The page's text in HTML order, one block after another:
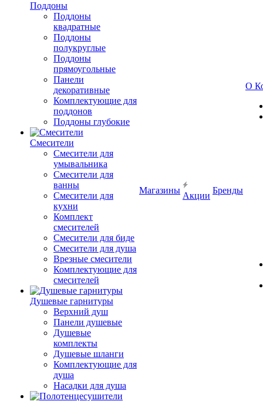
Поддоны
Поддоны
квадратные
Поддоны
полукруглые
Поддоны
прямоугольные
Панели
декоративные
Комплектующие для
поддонов
Поддоны глубокие
Смесители
Смесители для
умывальника
Смесители для
ванны
Смесители для
кухни
Комплект
смесителей
Смесители для биде
Смесители для душа
Врезные смесители
Комплектующие для
смесителей
Душевые гарнитуры
Верхний душ
Панели душевые
Душевые
комплекты
Душевые шланги
Комплектующие для
душа
Насадки для душа
Магазины
Акции
Бренды
О